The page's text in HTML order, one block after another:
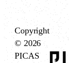
Copyright
© 2026
PICAS